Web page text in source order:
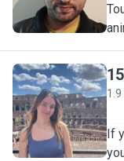
A
15
If